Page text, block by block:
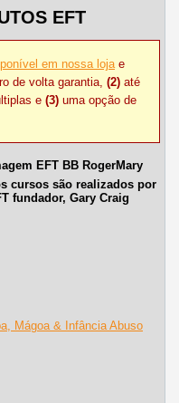
EFT
em nossa lojae
de volta garantia, (2)até
e (3)uma opção de
cursos são realizados por
fundador, Gary Craig
Mágoa & Infância Abuso